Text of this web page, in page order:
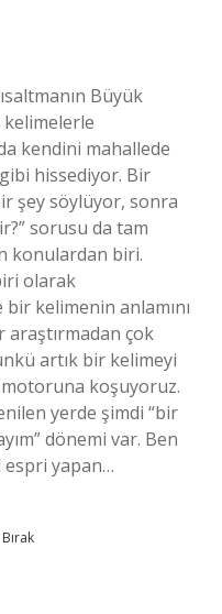
Büyük
kendini mahallede
hissediyor. Bir
şey söylüyor, sonra
sorusu da tam
konulardan biri.
olarak
kelimenin anlamını
çok
artık bir kelimeyi
koşuyoruz.
yerde şimdi “bir
dönemi var. Ben
espri yapan…